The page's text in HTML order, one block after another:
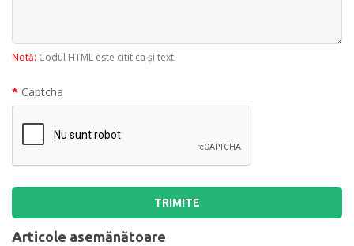
Notă: Codul HTML este citit ca şi text!
Captcha
TRIMITE
Articole asemănătoare